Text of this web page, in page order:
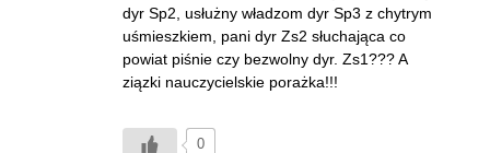
dyr Sp2, usłużny władzom dyr Sp3 z chytrym
uśmieszkiem, pani dyr Zs2 słuchająca co
powiat piśnie czy bezwolny dyr. Zs1??? A
ziązki nauczycielskie porażka!!!
0